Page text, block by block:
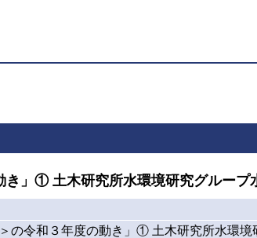
」① 土木研究所水環境研究グループ
の令和３年度の動き」① 土木研究所水環